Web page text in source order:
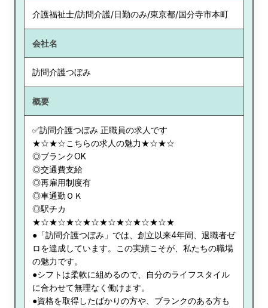
介護福祉士/訪問介護/日勤のみ/東京都/国分寺市本町
会社名
訪問介護つぼみ
概要
✅訪問介護つぼみ 正職員の求人です
★☆★☆こちらの求人の魅力★☆★☆
◎ブランクOK
◎交通費支給
◎再雇用制度有
◎車通勤ＯＫ
◎駅チカ
★☆★☆★☆★☆★☆★☆★☆★☆★
●「訪問介護つぼみ」では、創立以来4年間、退職者ゼ
ロを達成しています。この実績こそが、私たちの職場
の魅力です。
●シフトは柔軟に組めるので、自分のライフスタイル
に合わせて無理なく働けます。
●資格を取得したばかりの方や、ブランクのある方も